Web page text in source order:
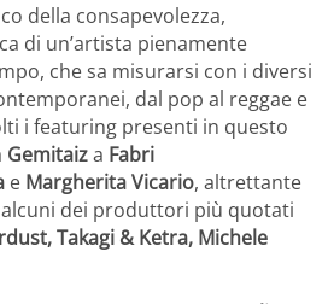
della consapevolezza,
di un’artista pienamente
che sa misurarsi con i diversi
dal pop al reggae e
i featuring presenti in questo
Gemitaiza Fabri
e Margherita Vicario, altrettante
dei produttori più quotati
Takagi & Ketra, Michele